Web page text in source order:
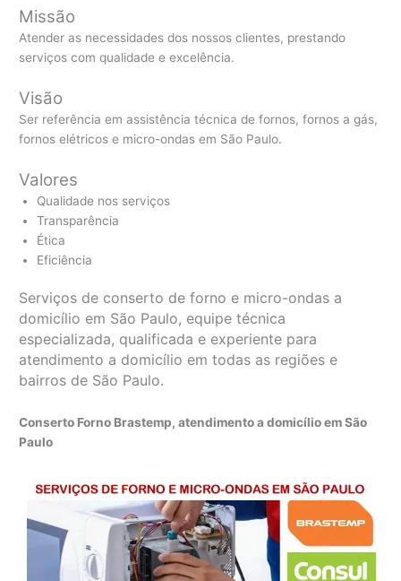
Missão
Atender as necessidades dos nossos clientes, prestando
serviços com qualidade e excelência.
Visão
Ser referência em assistência técnica de fornos, fornos a gás,
fornos elétricos e micro-ondas em São Paulo.
Valores
Qualidade nos serviços
Transparência
Ética
Eficiência
Serviços de conserto de forno e micro-ondas a
domicílio em São Paulo, equipe técnica
especializada, qualificada e experiente para
atendimento a domicílio em todas as regiões e
bairros de São Paulo.
Conserto Forno Brastemp, atendimento a domicílio em São
Paulo